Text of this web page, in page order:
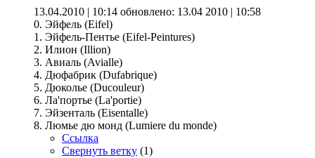
13.04.2010 | 10:14 обновлено: 13.04 2010 | 10:58
0. Эйфель (Eifel)
1. Эйфель-Пентье (Eifel-Peintures)
2. Илион (Illion)
3. Авиаль (Avialle)
4. Дюфабрик (Dufabrique)
5. Дюколье (Ducouleur)
6. Ла'портье (La'portie)
7. Эйзенталь (Eisentalle)
8. Люмье дю монд (Lumiere du monde)
Ссылка
Свернуть ветку (1)